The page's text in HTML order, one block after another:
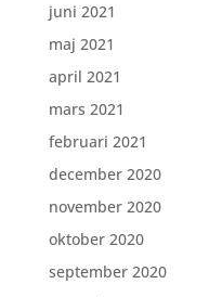
juni 2021
maj 2021
april 2021
mars 2021
februari 2021
december 2020
november 2020
oktober 2020
september 2020